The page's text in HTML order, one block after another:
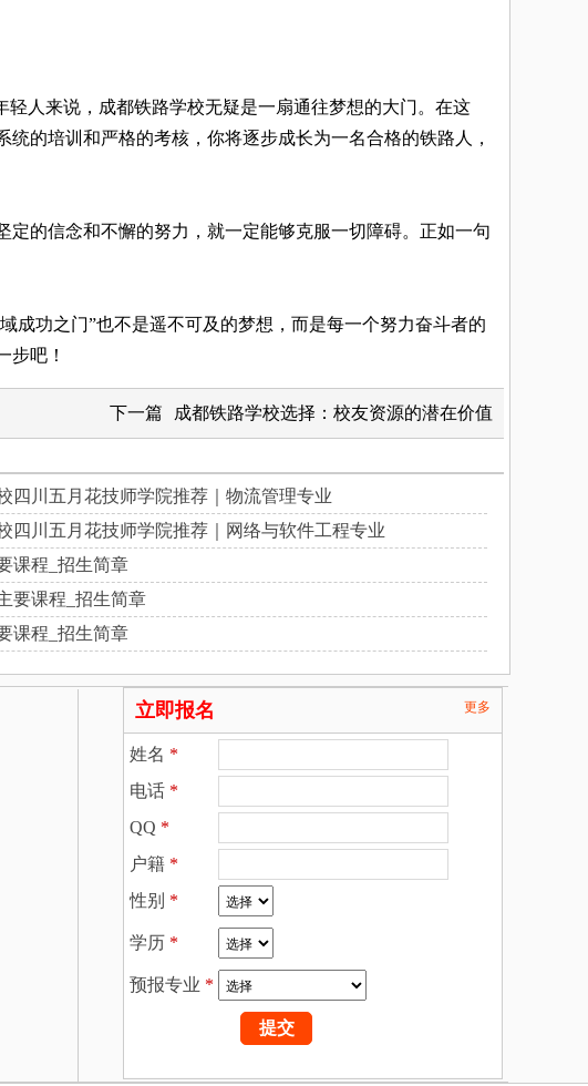
人来说，成都铁路学校无疑是一扇通往梦想的大门。在这
的培训和严格的考核，你将逐步成长为一名合格的铁路人，
的信念和不懈的努力，就一定能够克服一切障碍。正如一句
成功之门”也不是遥不可及的梦想，而是每一个努力奋斗者的
步吧！
下一篇 成都铁路学校选择：校友资源的潜在价值
四川五月花技师学院推荐｜物流管理专业
四川五月花技师学院推荐｜网络与软件工程专业
课程_招生简章
要课程_招生简章
课程_招生简章
立即报名 更多
姓名 *
电话 *
QQ *
户籍 *
性别 *
学历 *
预报专业 *